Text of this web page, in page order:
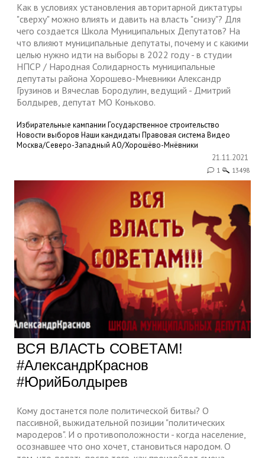
Как в условиях установления авторитарной диктатуры
"сверху" можно влиять и давить на власть "снизу"? Для
чего создается Школа Муниципальных Депутатов? На
что влияют муниципальные депутаты, почему и с какими
целью нужно идти на выборы в 2022 году - в студии
НПСР / Народная Солидарность муниципальные
депутаты района Хорошево-Мневники Александр
Грузинов и Вячеслав Бородулин, ведущий - Дмитрий
Болдырев, депутат МО Коньково.
Избирательные кампании Государственное строительство
Новости выборов Наши кандидаты Правовая система Видео
Москва/Северо-Западный АО/Хорошёво-Мнёвники
21.11.2021
1 13498
ВСЯ ВЛАСТЬ СОВЕТАМ!
#АлександрКраснов
#ЮрийБолдырев
Кому достанется поле политической битвы? О
пассивной, выжидательной позиции "политических
мародеров". И о противоположности - когда население,
осознавшее что оно хочет, становиться народом. О